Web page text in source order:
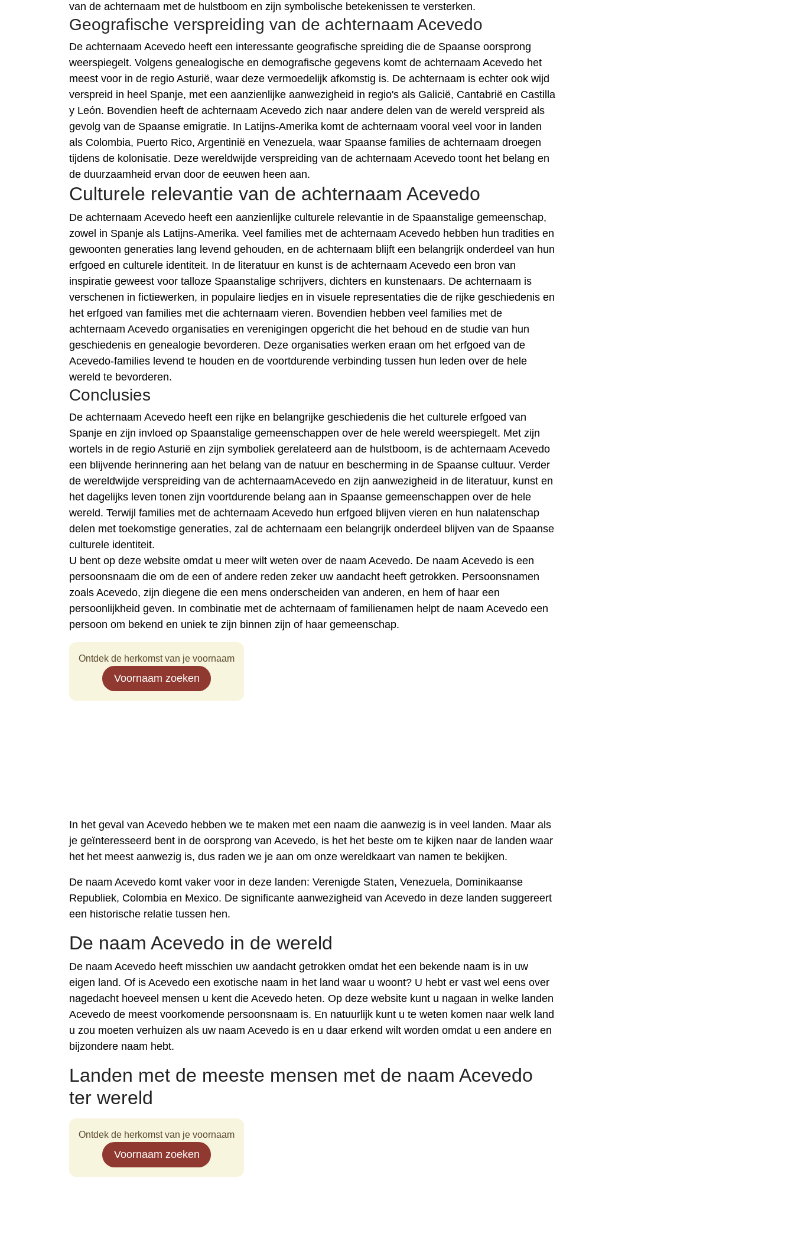
van de achternaam met de hulstboom en zijn symbolische betekenissen te versterken.
Geografische verspreiding van de achternaam Acevedo
De achternaam Acevedo heeft een interessante geografische spreiding die de Spaanse oorsprong
weerspiegelt. Volgens genealogische en demografische gegevens komt de achternaam Acevedo het
meest voor in de regio Asturië, waar deze vermoedelijk afkomstig is. De achternaam is echter ook wijd
verspreid in heel Spanje, met een aanzienlijke aanwezigheid in regio's als Galicië, Cantabrië en Castilla
y León. Bovendien heeft de achternaam Acevedo zich naar andere delen van de wereld verspreid als
gevolg van de Spaanse emigratie. In Latijns-Amerika komt de achternaam vooral veel voor in landen
als Colombia, Puerto Rico, Argentinië en Venezuela, waar Spaanse families de achternaam droegen
tijdens de kolonisatie. Deze wereldwijde verspreiding van de achternaam Acevedo toont het belang en
de duurzaamheid ervan door de eeuwen heen aan.
Culturele relevantie van de achternaam Acevedo
De achternaam Acevedo heeft een aanzienlijke culturele relevantie in de Spaanstalige gemeenschap,
zowel in Spanje als Latijns-Amerika. Veel families met de achternaam Acevedo hebben hun tradities en
gewoonten generaties lang levend gehouden, en de achternaam blijft een belangrijk onderdeel van hun
erfgoed en culturele identiteit. In de literatuur en kunst is de achternaam Acevedo een bron van
inspiratie geweest voor talloze Spaanstalige schrijvers, dichters en kunstenaars. De achternaam is
verschenen in fictiewerken, in populaire liedjes en in visuele representaties die de rijke geschiedenis en
het erfgoed van families met die achternaam vieren. Bovendien hebben veel families met de
achternaam Acevedo organisaties en verenigingen opgericht die het behoud en de studie van hun
geschiedenis en genealogie bevorderen. Deze organisaties werken eraan om het erfgoed van de
Acevedo-families levend te houden en de voortdurende verbinding tussen hun leden over de hele
wereld te bevorderen.
Conclusies
De achternaam Acevedo heeft een rijke en belangrijke geschiedenis die het culturele erfgoed van
Spanje en zijn invloed op Spaanstalige gemeenschappen over de hele wereld weerspiegelt. Met zijn
wortels in de regio Asturië en zijn symboliek gerelateerd aan de hulstboom, is de achternaam Acevedo
een blijvende herinnering aan het belang van de natuur en bescherming in de Spaanse cultuur. Verder
de wereldwijde verspreiding van de achternaamAcevedo en zijn aanwezigheid in de literatuur, kunst en
het dagelijks leven tonen zijn voortdurende belang aan in Spaanse gemeenschappen over de hele
wereld. Terwijl families met de achternaam Acevedo hun erfgoed blijven vieren en hun nalatenschap
delen met toekomstige generaties, zal de achternaam een ​​belangrijk onderdeel blijven van de Spaanse
culturele identiteit.
U bent op deze website omdat u meer wilt weten over de naam Acevedo. De naam Acevedo is een
persoonsnaam die om de een of andere reden zeker uw aandacht heeft getrokken. Persoonsnamen
zoals Acevedo, zijn diegene die een mens onderscheiden van anderen, en hem of haar een
persoonlijkheid geven. In combinatie met de achternaam of familienamen helpt de naam Acevedo een
persoon om bekend en uniek te zijn binnen zijn of haar gemeenschap.
Ontdek de herkomst van je voornaam
Voornaam zoeken
In het geval van Acevedo hebben we te maken met een naam die aanwezig is in veel landen. Maar als
je geïnteresseerd bent in de oorsprong van Acevedo, is het het beste om te kijken naar de landen waar
het het meest aanwezig is, dus raden we je aan om onze wereldkaart van namen te bekijken.
De naam Acevedo komt vaker voor in deze landen: Verenigde Staten, Venezuela, Dominikaanse
Republiek, Colombia en Mexico. De significante aanwezigheid van Acevedo in deze landen suggereert
een historische relatie tussen hen.
De naam Acevedo in de wereld
De naam Acevedo heeft misschien uw aandacht getrokken omdat het een bekende naam is in uw
eigen land. Of is Acevedo een exotische naam in het land waar u woont? U hebt er vast wel eens over
nagedacht hoeveel mensen u kent die Acevedo heten. Op deze website kunt u nagaan in welke landen
Acevedo de meest voorkomende persoonsnaam is. En natuurlijk kunt u te weten komen naar welk land
u zou moeten verhuizen als uw naam Acevedo is en u daar erkend wilt worden omdat u een andere en
bijzondere naam hebt.
Landen met de meeste mensen met de naam Acevedo
ter wereld
Ontdek de herkomst van je voornaam
Voornaam zoeken